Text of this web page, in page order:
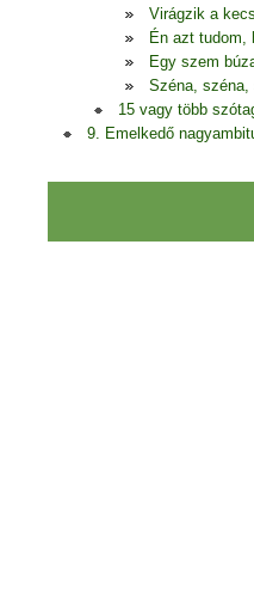
Virágzik a
Én azt tudom,
Egy szem
Széna, széna,
15 vagy több
9. Emelkedő